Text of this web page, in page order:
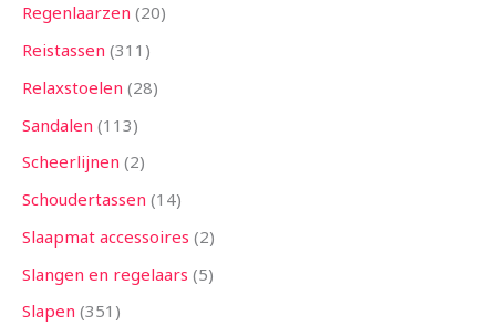
Regenlaarzen 20
Reistassen 311
Relaxstoelen 28
Sandalen 113
Scheerlijnen 2
Schoudertassen 14
Slaapmat accessoires 2
Slangen en regelaars 5
Slapen 351